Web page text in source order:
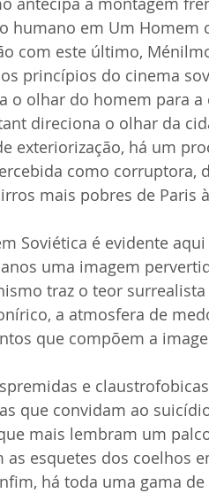
humano em Um Homem
com este último,
princípios do cinema
o olhar do homem para
direciona o olhar da
exteriorização, há um
como corruptora,
mais pobres de Paris
Soviética é evidente
uma imagem
traz o teor
a atmosfera de
que compõem a
e
que convidam ao
mais lembram um
as esquetes dos coelhos
há toda uma gama